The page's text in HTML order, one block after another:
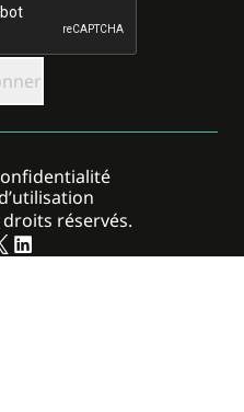
réservés.